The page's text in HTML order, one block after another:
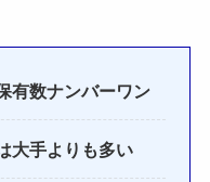
有数ナンバーワン
大手よりも多い